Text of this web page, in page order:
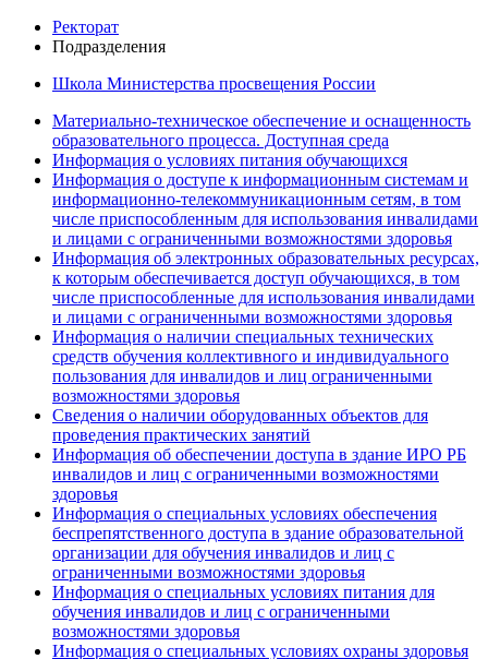
Ректорат
Подразделения
Школа Министерства просвещения России
Материально-техническое обеспечение и оснащенность
образовательного процесса. Доступная среда
Информация о условиях питания обучающихся
Информация о доступе к информационным системам и
информационно-телекоммуникационным сетям, в том
числе приспособленным для использования инвалидами
и лицами с ограниченными возможностями здоровья
Информация об электронных образовательных ресурсах,
к которым обеспечивается доступ обучающихся, в том
числе приспособленные для использования инвалидами
и лицами с ограниченными возможностями здоровья
Информация о наличии специальных технических
средств обучения коллективного и индивидуального
пользования для инвалидов и лиц ограниченными
возможностями здоровья
Сведения о наличии оборудованных объектов для
проведения практических занятий
Информация об обеспечении доступа в здание ИРО РБ
инвалидов и лиц с ограниченными возможностями
здоровья
Информация о специальных условиях обеспечения
беспрепятственного доступа в здание образовательной
организации для обучения инвалидов и лиц с
ограниченными возможностями здоровья
Информация о специальных условиях питания для
обучения инвалидов и лиц с ограниченными
возможностями здоровья
Информация о специальных условиях охраны здоровья